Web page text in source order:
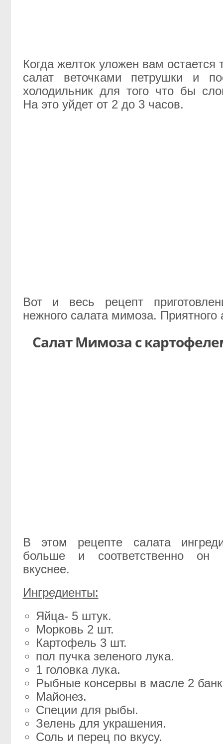
Когда желток уложен вам остается
салат веточками петрушки и
холодильник для того что бы
На это уйдет от 2 до 3 часов.
Вот и весь рецепт
нежного салата мимоза. Приятного
Салат Мимоза с
В этом рецепте салата
больше и соответственно он
вкуснее.
Ингредиенты:
Яйца- 5 штук.
Морковь 2 шт.
Картофель 3 шт.
пол пучка зеленого лука.
1 головка лука.
Рыбные консервы в масле 2
Майонез.
Специи для рыбы.
Зелень для украшения.
Соль и перец по вкусу.